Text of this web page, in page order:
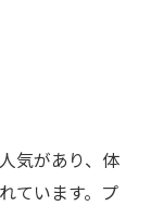
気があり、体
ています。プ